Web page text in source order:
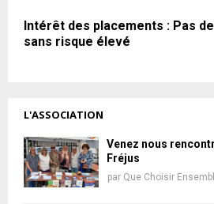
Intérêt des placements : Pas
sans risque élevé
L'ASSOCIATION
Venez nous
Fréjus
par Que Choisir